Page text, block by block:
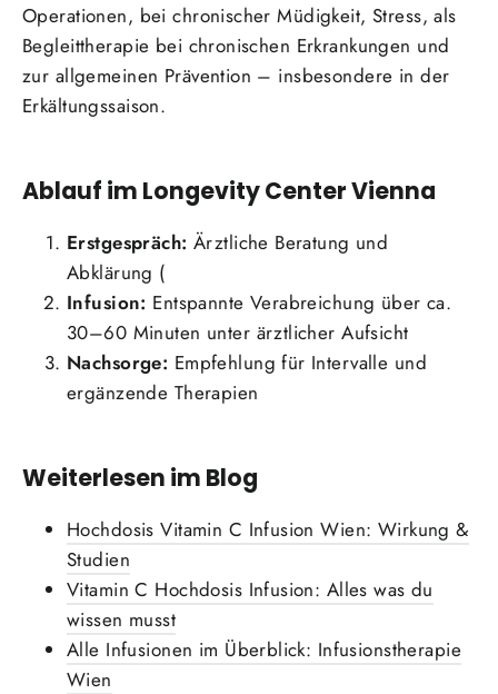
Operationen, bei chronischer Müdigkeit, Stress, als
Begleittherapie bei chronischen Erkrankungen und
zur allgemeinen Prävention – insbesondere in der
Erkältungssaison.
Ablauf im Longevity Center Vienna
Erstgespräch: Ärztliche Beratung und
Abklärung (
Infusion: Entspannte Verabreichung über ca.
30–60 Minuten unter ärztlicher Aufsicht
Nachsorge: Empfehlung für Intervalle und
ergänzende Therapien
Weiterlesen im Blog
Hochdosis Vitamin C Infusion Wien: Wirkung &
Studien
Vitamin C Hochdosis Infusion: Alles was du
wissen musst
Alle Infusionen im Überblick: Infusionstherapie
Wien